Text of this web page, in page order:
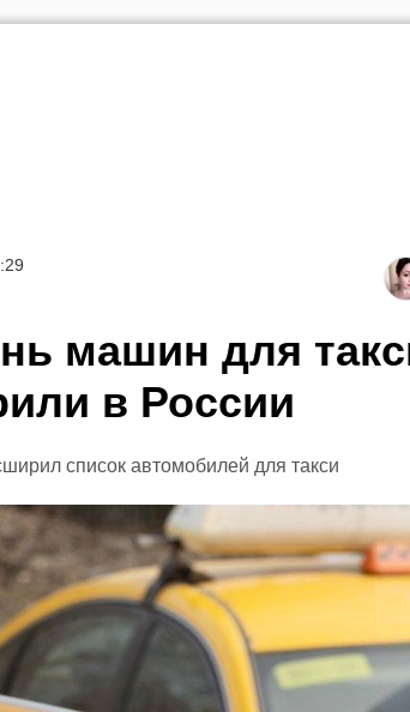
машин для
в России
список автомобилей для такси